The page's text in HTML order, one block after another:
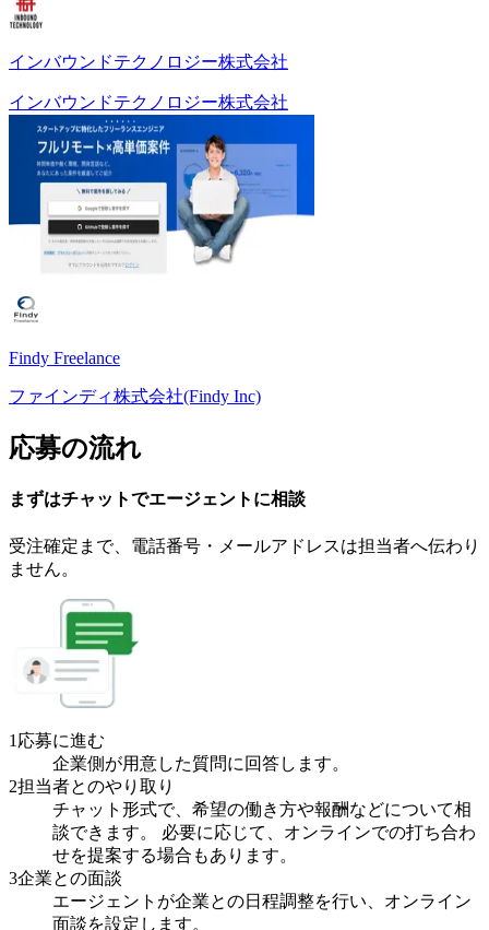
インバウンドテクノロジー株式会社
インバウンドテクノロジー株式会社
Findy Freelance
ファインディ株式会社(Findy Inc)
応募の流れ
まずはチャットでエージェント に相談
受注確定まで、 電話番号・メールアドレスは担当者へ伝わり
ません。
1 応募に進む
企業側が用意した質問に回答します。
2担当者とのやり取り
チャット形式で、希望の働き方や報酬などについて相
談できます。 必要に応じて、オンラインでの打ち合わ
せを提案する場合もあります。
3企業との面談
エージェントが企業との日程調整を行い、オンライン
面談を設定します。